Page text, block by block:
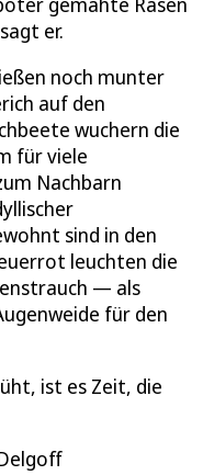
er.
noch munter
auf den
wuchern die
für viele
Nachbarn
sind in den
leuchten die
— als
für den
ist es Zeit, die